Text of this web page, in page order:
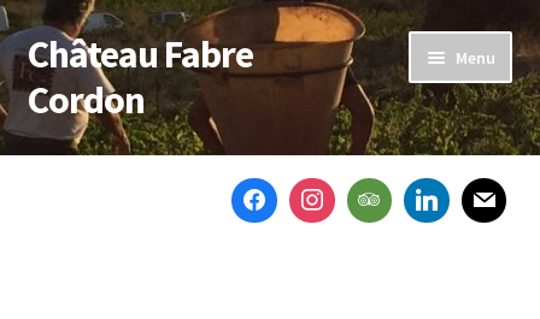
Aller
à
la
navigation
Aller
au
contenu
Château Fabre
Cordon
Menu
Accueil